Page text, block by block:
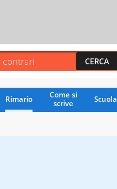
Rimario
Come si
scrive
Scuola